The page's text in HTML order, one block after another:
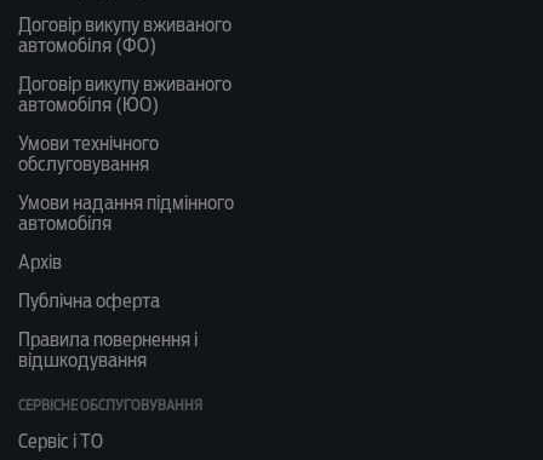
Договір викупу вживаного
автомобіля (ФО)
Договір викупу вживаного
автомобіля (ЮО)
Умови технічного
обслуговування
Умови надання підмінного
автомобіля
Архів
Публічна оферта
Правила повернення і
відшкодування
СЕРВІСНЕ ОБСЛУГОВУВАННЯ
Сервіс і ТО